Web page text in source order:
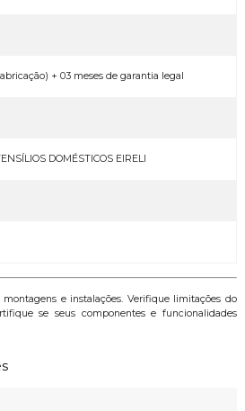
+ 03 meses de garantia legal
DOMÉSTICOS EIRELI
e instalações. Verifique limitações do
se seus componentes e funcionalidades